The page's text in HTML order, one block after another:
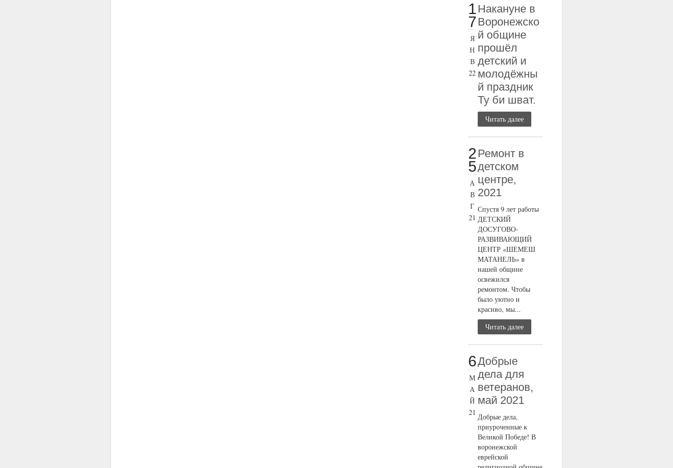
1
7
Я
Н
В
22
Накануне в
Воронежско
й общине
прошёл
детский и
молодёжны
й праздник
Ту би шват.
Читать далее
2
5
А
В
Г
21
Ремонт в
детском
центре,
2021
Спустя 9 лет работы
ДЕТСКИЙ
ДОСУГОВО-
РАЗВИВАЮЩИЙ
ЦЕНТР «ШЕМЕШ
МАТАНЕЛЬ» в
нашей общине
освежился
ремонтом. Чтобы
было уютно и
красиво, мы...
Читать далее
6
М
А
Й
21
Добрые
дела для
ветеранов,
май 2021
Добрые дела,
приуроченные к
Великой Победе! В
воронежской
еврейской